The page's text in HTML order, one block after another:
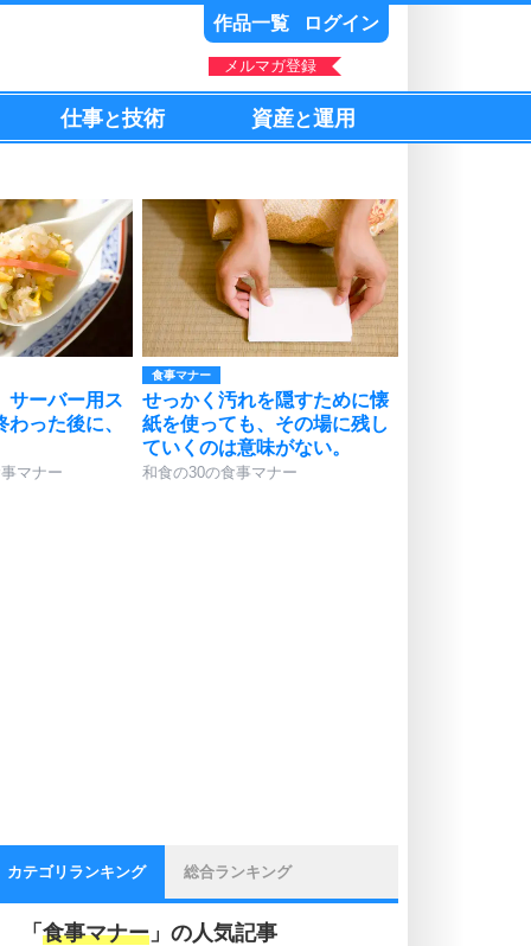
作品一覧 ログイン
メルマガ登録
仕事と技術 資産と運用
サーバー用ス
った後に、
マナー
食事マナー
せっかく汚れを隠すために懐
紙を使っても、その場に残し
ていくのは意味がない。
和食の30の食事マナー
カテゴリランキング 総合ランキング
「 食事マナー 」の人気記事